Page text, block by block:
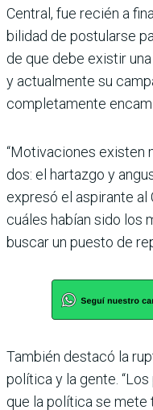
Central, fue recién a
bilidad de postularse
de que debe existir
y actualmente su
completamente
“Motivaciones existen
dos: el hartazgo y
expresó el aspirante
cuáles habían sido los
buscar un puesto de
También destacó la
política y la gente.
que la política se mete